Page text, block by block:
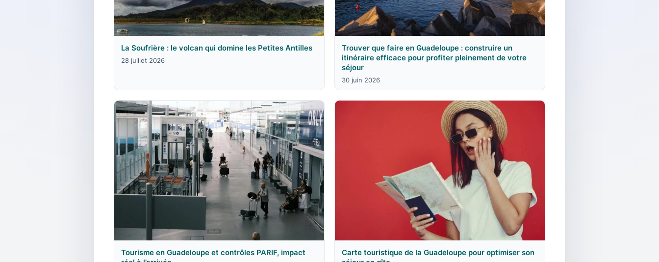
La Soufrière : le volcan qui domine les Petites Antilles
28 juillet 2026
Trouver que faire en Guadeloupe : construire un
itinéraire efficace pour profiter pleinement de votre
séjour
30 juin 2026
Tourisme en Guadeloupe et contrôles PARIF, impact
Carte touristique de la Guadeloupe pour optimiser son